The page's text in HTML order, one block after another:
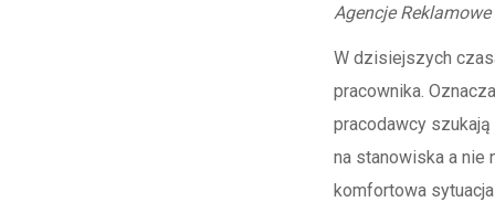
Agencje Reklamowe
W dzisiejszych
pracownika.
pracodawcy
na stanowiska a nie
komfortowa